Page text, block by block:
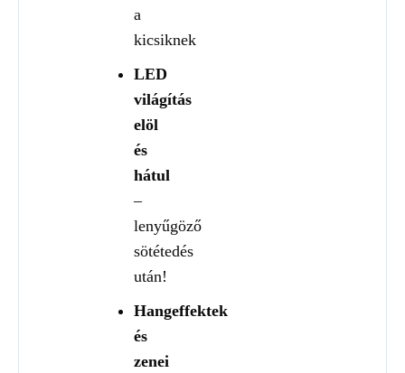
a
kicsiknek
LED
világítás
elöl
és
hátul
–
lenyűgöző
sötétedés
után!
Hangeffektek
és
zenei